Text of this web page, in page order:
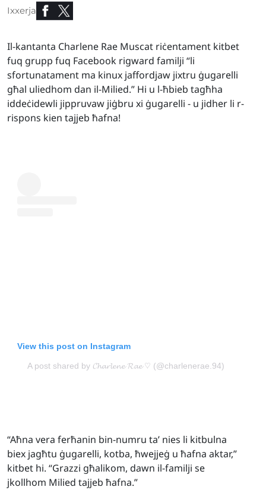
Ixxerja
Il-kantanta Charlene Rae Muscat riċentament kitbet
fuq grupp fuq Facebook rigward familji “li
sfortunatament ma kinux jaffordjaw jixtru ġugarelli
għal uliedhom dan il-Milied.” Hi u l-ħbieb tagħha
iddeċidewli jippruvaw jiġbru xi ġugarelli - u jidher li r-
rispons kien tajjeb ħafna!
View this post on Instagram
A post shared by 𝓒𝓱𝓪𝓻𝓵𝓮𝓷𝓮 𝓡𝓪𝓮 ♡ (@charlenerae.94)
“Aħna vera ferħanin bin-numru ta’ nies li kitbulna
biex jagħtu ġugarelli, kotba, ħwejjeġ u ħafna aktar,”
kitbet hi. “Grazzi għalikom, dawn il-familji se
jkollhom Milied tajjeb ħafna.”